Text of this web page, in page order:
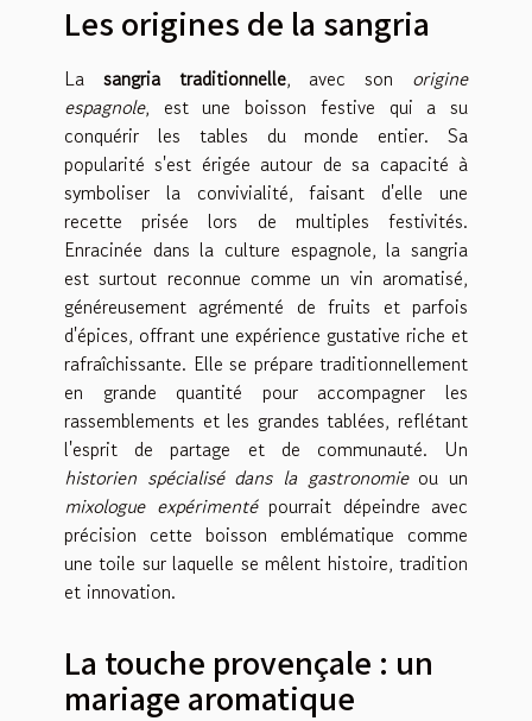
Les origines de la sangria
La sangria traditionnelle, avec son origine
espagnole, est une boisson festive qui a su
conquérir les tables du monde entier. Sa
popularité s'est érigée autour de sa capacité à
symboliser la convivialité, faisant d'elle une
recette prisée lors de multiples festivités.
Enracinée dans la culture espagnole, la sangria
est surtout reconnue comme un vin aromatisé,
généreusement agrémenté de fruits et parfois
d'épices, offrant une expérience gustative riche et
rafraîchissante. Elle se prépare traditionnellement
en grande quantité pour accompagner les
rassemblements et les grandes tablées, reflétant
l'esprit de partage et de communauté. Un
historien spécialisé dans la gastronomieou un
mixologue expérimentépourrait dépeindre avec
précision cette boisson emblématique comme
une toile sur laquelle se mêlent histoire, tradition
et innovation.
La touche provençale : un
mariage aromatique